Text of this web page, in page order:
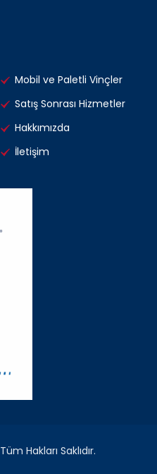
Mobil ve Paletli Vinçler
Satış Sonrası Hizmetler
Hakkımızda
İletişim
Tüm Hakları Saklıdır.